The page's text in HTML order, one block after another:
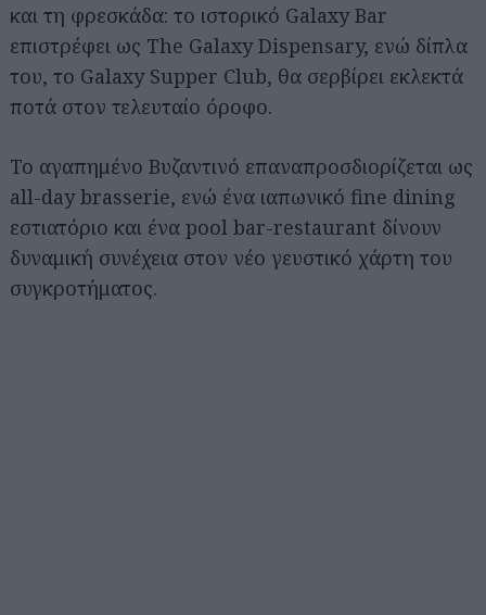
και τη φρεσκάδα: το ιστορικό Galaxy Bar
επιστρέφει ως The Galaxy Dispensary, ενώ δίπλα
του, το Galaxy Supper Club, θα σερβίρει εκλεκτά
ποτά στον τελευταίο όροφο.
Το αγαπημένο Βυζαντινό επαναπροσδιορίζεται ως
all-day brasserie, ενώ ένα ιαπωνικό fine dining
εστιατόριο και ένα pool bar-restaurant δίνουν
δυναμική συνέχεια στον νέο γευστικό χάρτη του
συγκροτήματος.